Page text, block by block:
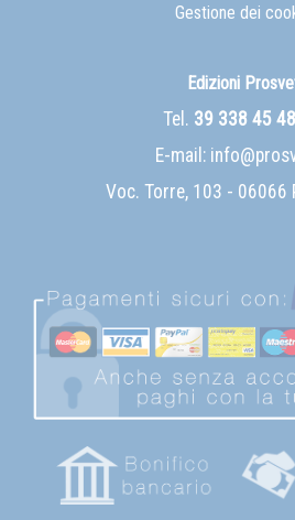
Gestione dei
Edizioni
Tel. 39 338 45
E-mail:
Voc. Torre, 103 - 06066